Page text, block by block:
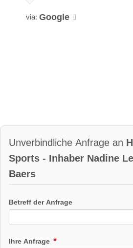
via: Google
Unverbindliche Anfrage an
Sports - Inhaber Nadine
Baers
Betreff der Anfrage
Ihre Anfrage